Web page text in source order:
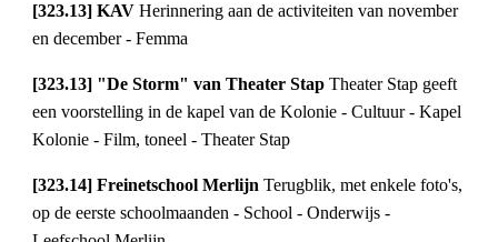
[323.13] KAV Herinnering aan de activiteiten van november
en december - Femma
[323.13] "De Storm" van Theater Stap Theater Stap geeft
een voorstelling in de kapel van de Kolonie - Cultuur - Kapel
Kolonie - Film, toneel - Theater Stap
[323.14] Freinetschool Merlijn Terugblik, met enkele foto's,
op de eerste schoolmaanden - School - Onderwijs -